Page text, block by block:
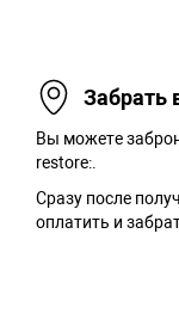
Забрать
Вы можете
restore:.
Сразу после
оплатить и